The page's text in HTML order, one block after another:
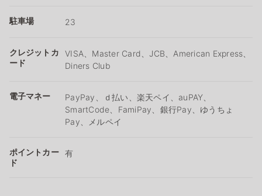
駐車場 23
クレジットカ
ード
VISA、Master Card、JCB、American Express、
Diners Club
電子マネー
PayPay、ｄ払い、楽天ペイ、auPAY、
SmartCode、FamiPay、銀行Pay、ゆうちょ
Pay、メルペイ
ポイントカー
ド
有